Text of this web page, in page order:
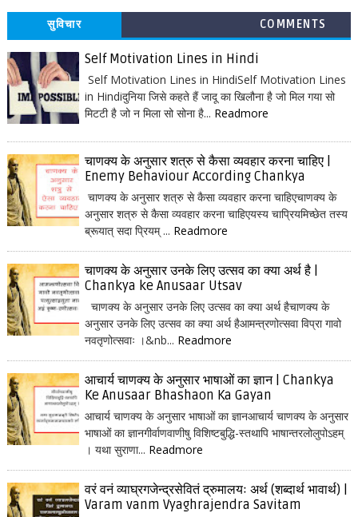
सुविचार COMMENTS
Self Motivation Lines in Hindi
Self Motivation Lines in HindiSelf Motivation Lines
in Hindiदुनिया जिसे कहते हैं जादू का खिलौना है जो मिल गया सो
मिटटी है जो न मिला सो सोना है... Readmore
चाणक्य के अनुसार शत्रु से कैसा व्यवहार करना चाहिए |
Enemy Behaviour According Chankya
चाणक्य के अनुसार शत्रु से कैसा व्यवहार करना चाहिएचाणक्य के
अनुसार शत्रु से कैसा व्यवहार करना चाहिएयस्य चाप्रियमिच्छेत तस्य
ब्रूयात् सदा प्रियम् ... Readmore
चाणक्य के अनुसार उनके लिए उत्सव का क्या अर्थ है |
Chankya ke Anusaar Utsav
चाणक्य के अनुसार उनके लिए उत्सव का क्या अर्थ हैचाणक्य के
अनुसार उनके लिए उत्सव का क्या अर्थ हैआमन्त्रणोत्सवा विप्रा गावो
नवतृणोत्सवाः ।&nb... Readmore
आचार्य चाणक्य के अनुसार भाषाओं का ज्ञान | Chankya
Ke Anusaar Bhashaon Ka Gayan
आचार्य चाणक्य के अनुसार भाषाओं का ज्ञानआचार्य चाणक्य के अनुसार
भाषाओं का ज्ञानगीर्वाणवाणीषु विशिष्टबुद्धि-स्तथापि भाषान्तरलोलुपोऽहम्
। यथा सुराणा... Readmore
वरं वनं व्याघ्रगजेन्द्रसेवितं द्रुमालयः अर्थ (शब्दार्थ भावार्थ) |
Varam vanm Vyaghrajendra Savitam